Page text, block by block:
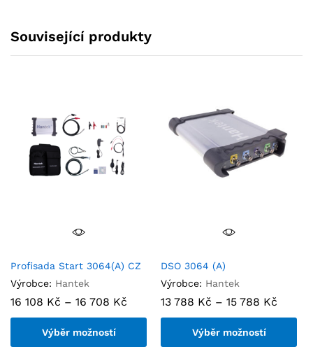
Související produkty
Profisada Start 3064(A) CZ
Výrobce: Hantek
16 108 Kč – 16 708 Kč
Výběr možností
DSO 3064 (A)
Výrobce: Hantek
13 788 Kč – 15 788 Kč
Výběr možností